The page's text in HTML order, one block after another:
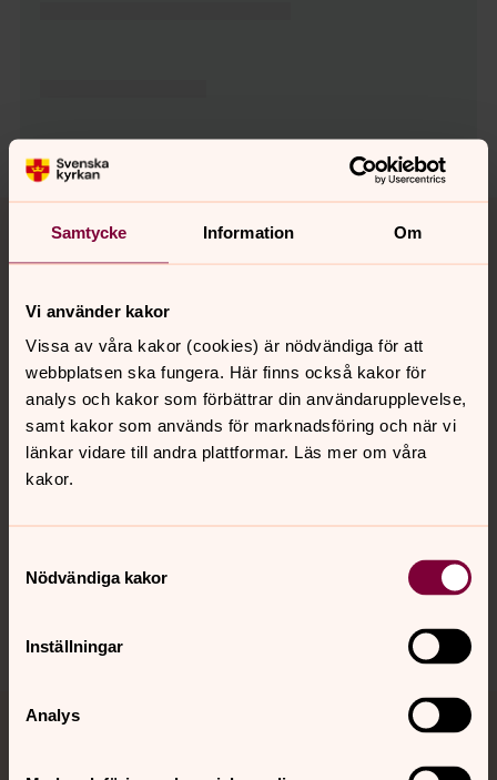
Samtycke Information Om
Vi använder kakor
Vissa av våra kakor (cookies) är nödvändiga för att
webbplatsen ska fungera. Här finns också kakor för
analys och kakor som förbättrar din användarupplevelse,
samt kakor som används för marknadsföring och när vi
länkar vidare till andra plattformar. Läs mer om våra
kakor.
Nödvändiga kakor
Inställningar
Analys
Tillbaka till toppen
Tillbaka till innehållet
Kontakt
Kalender
Hitta snabbt
Sociala kanaler